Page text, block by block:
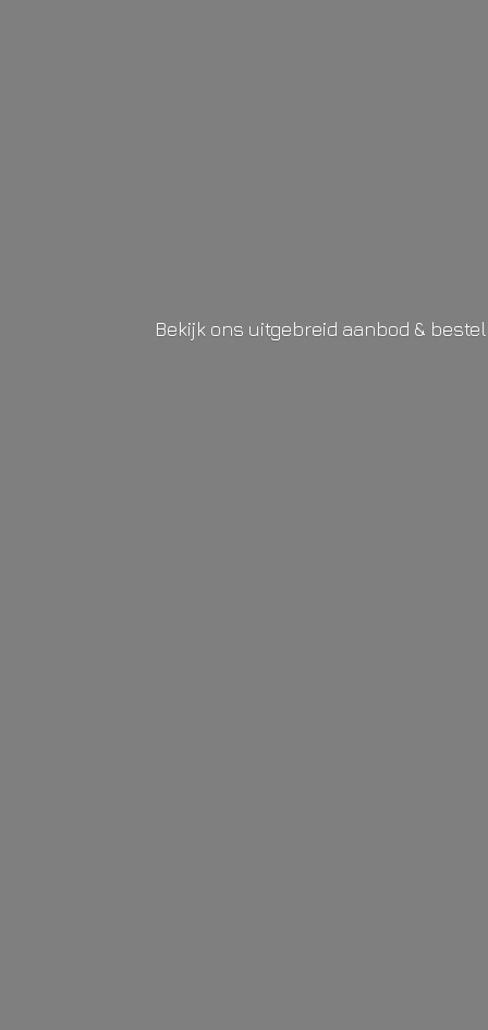
Bekijk ons uitgebreid aanbod & bestel